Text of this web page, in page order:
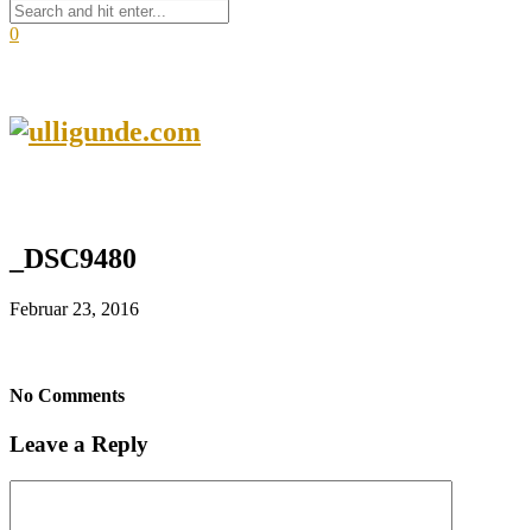
0
_DSC9480
Februar 23, 2016
No Comments
Leave a Reply